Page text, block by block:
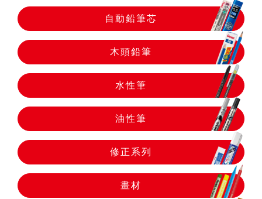
水性筆
油性筆
修正系列
畫材
畫筆
自動鉛筆芯
木頭鉛筆
水性筆
油性筆
修正系列
畫材